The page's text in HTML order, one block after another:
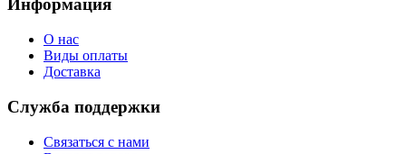
Информация
О нас
Виды оплаты
Доставка
Служба поддержки
Связаться с нами